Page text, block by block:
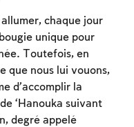
chaque jour
unique pour
Toutefois, en
que nous lui vouons,
d’accomplir la
‘Hanouka suivant
degré appelé